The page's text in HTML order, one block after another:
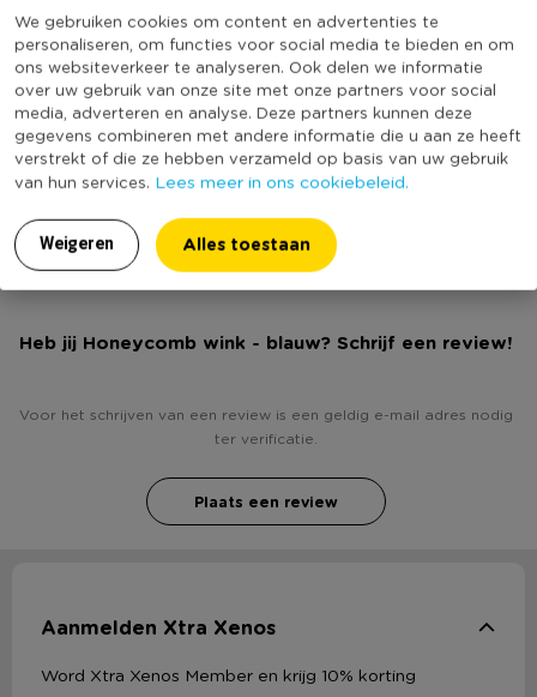
We gebruiken cookies om content en advertenties te
personaliseren, om functies voor social media te bieden en om
ons websiteverkeer te analyseren. Ook delen we informatie
over uw gebruik van onze site met onze partners voor social
media, adverteren en analyse. Deze partners kunnen deze
gegevens combineren met andere informatie die u aan ze heeft
verstrekt of die ze hebben verzameld op basis van uw gebruik
van hun services. Lees meer in ons cookiebeleid.
Weigeren Alles toestaan
* Blauwe kleur
* Zorgt voor een feestelijk effect
Online Only
Nee
Materiaal
Papier
Diameter (cm)
25
Kleur
Blauw
Productlengte (cm)
85
(Nog) geen score
bekend
Heb jij Honeycomb wink - blauw? Schrijf een review!
Voor het schrijven van een review is een geldig e-mail adres nodig
ter verificatie.
Plaats een review
Aanmelden Xtra Xenos
Word Xtra Xenos Member en krijg 10% korting